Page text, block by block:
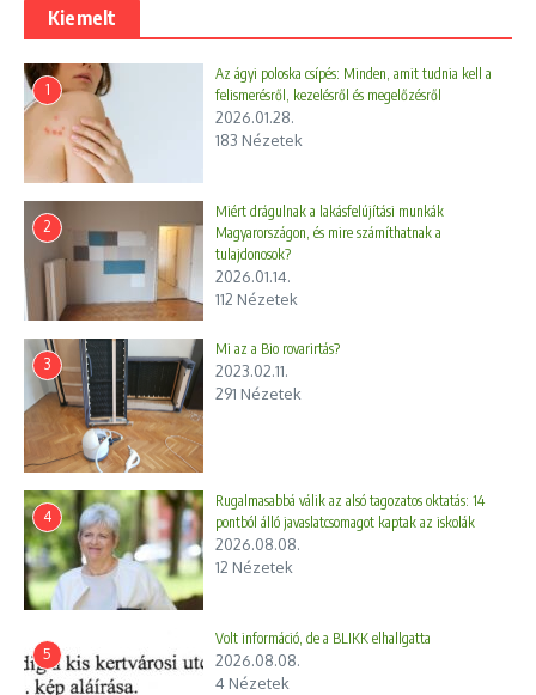
Kiemelt
1
Az ágyi poloska csípés: Minden, amit tudnia kell a
felismerésről, kezelésről és megelőzésről
2026.01.28.
183 Nézetek
2
Miért drágulnak a lakásfelújítási munkák
Magyarországon, és mire számíthatnak a
tulajdonosok?
2026.01.14.
112 Nézetek
3
Mi az a Bio rovarirtás?
2023.02.11.
291 Nézetek
4
Rugalmasabbá válik az alsó tagozatos oktatás: 14
pontból álló javaslatcsomagot kaptak az iskolák
2026.08.08.
12 Nézetek
5
Volt információ, de a BLIKK elhallgatta
2026.08.08.
4 Nézetek